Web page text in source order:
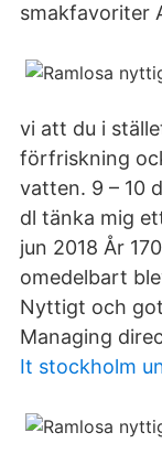
smakfavoriter
vi att du i
förfriskning
vatten. 9 – 10
dl tänka mig
jun 2018 År
omedelbart
Nyttigt och
Managing
It stockholm